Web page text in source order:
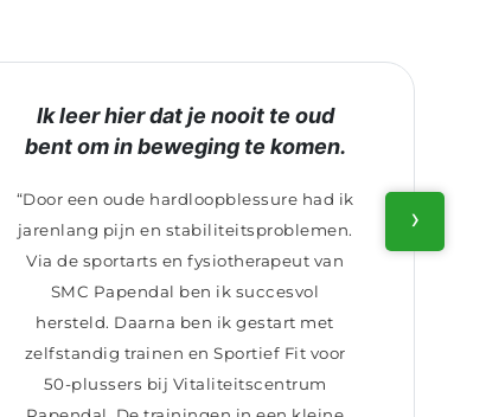
Ik leer hier dat je nooit te oud
bent om in beweging te komen.
“Door een oude hardloopblessure had ik
jarenlang pijn en stabiliteitsproblemen.
Via de sportarts en fysiotherapeut van
SMC Papendal ben ik succesvol
hersteld. Daarna ben ik gestart met
zelfstandig trainen en Sportief Fit voor
50-plussers bij Vitaliteitscentrum
›